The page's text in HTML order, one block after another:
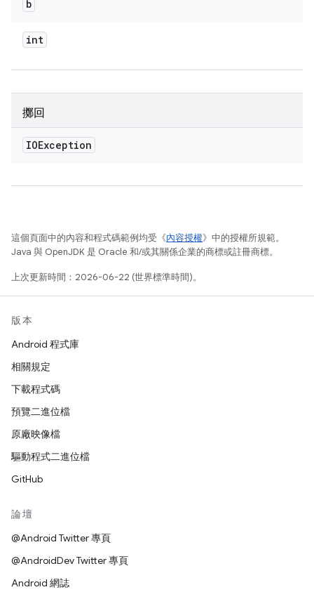
b
int
擲回
IOException
這個頁面中的內容和程式碼範例均受《內容授權》中的授權所規範。
Java 與 OpenJDK 是 Oracle 和/或其關係企業的商標或註冊商標。
上次更新時間：2026-06-22 (世界標準時間)。
版本
Android 程式庫
相關規定
下載程式碼
預覽二進位檔
原廠映像檔
驅動程式二進位檔
GitHub
論壇
@Android Twitter 專頁
@AndroidDev Twitter 專頁
Android 網誌